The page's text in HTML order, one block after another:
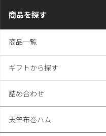
商品を探す
商品一覧
ギフトから探す
詰め合わせ
天竺布巻ハム